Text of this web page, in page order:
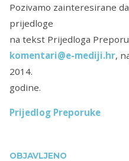
OBJAVLJENO
Pozivamo zainteresirane
prijedloge
na tekst Prijedloga
komentari@e-mediji.hr,
2014.
godine.
Prijedlog Preporuke